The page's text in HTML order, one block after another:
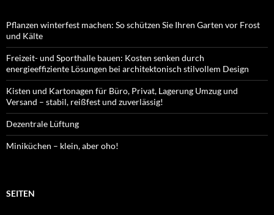
Pflanzen winterfest machen: So schützen Sie Ihren Garten vor Frost
und Kälte
Freizeit- und Sporthalle bauen: Kosten senken durch
energieeffiziente Lösungen bei architektonisch stilvollem Design
Kisten und Kartonagen für Büro, Privat, Lagerung Umzug und
Versand – stabil, reißfest und zuverlässig!
Dezentrale Lüftung
Miniküchen – klein, aber oho!
SEITEN